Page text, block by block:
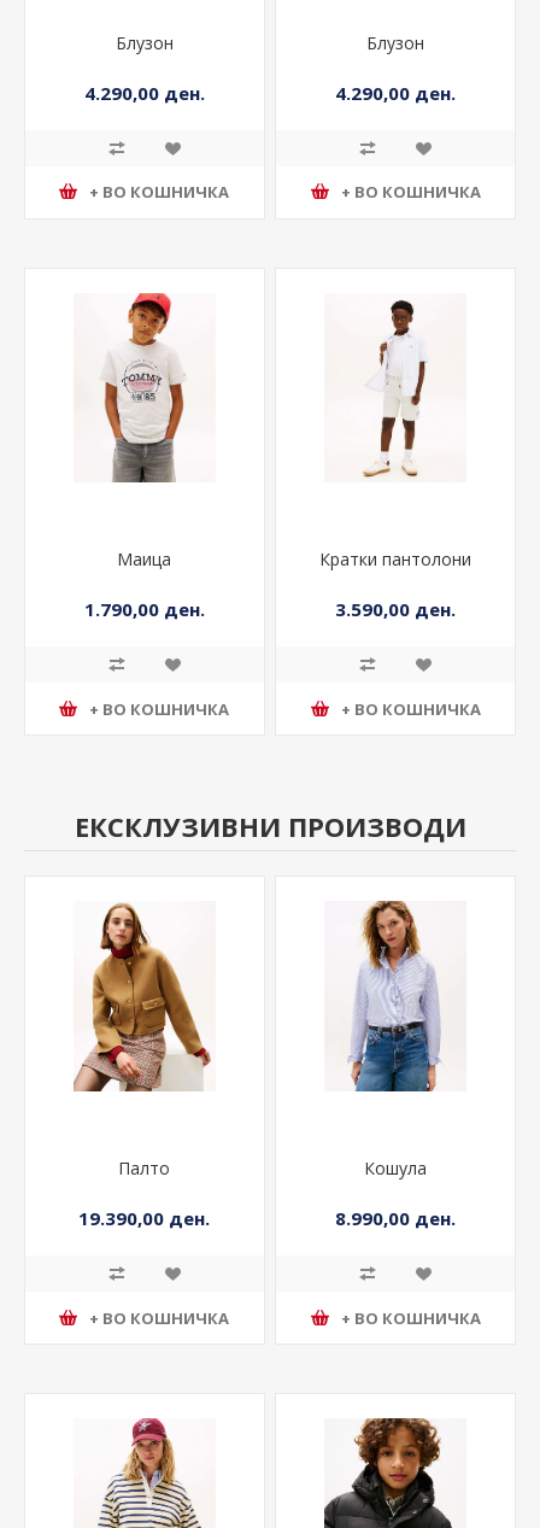
Блузон
4.290,00 ден.
+ ВО КОШНИЧКА
Блузон
4.290,00 ден.
+ ВО КОШНИЧКА
Маица
1.790,00 ден.
+ ВО КОШНИЧКА
Кратки пантолони
3.590,00 ден.
+ ВО КОШНИЧКА
ЕКСКЛУЗИВНИ ПРОИЗВОДИ
Палто
19.390,00 ден.
+ ВО КОШНИЧКА
Кошула
8.990,00 ден.
+ ВО КОШНИЧКА